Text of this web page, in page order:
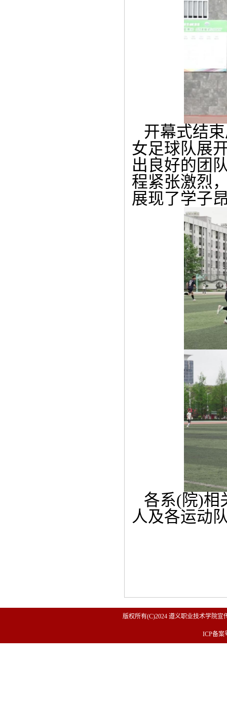
开幕式结
女足球队展
出良好的团
程紧张激烈
展现了学子
各系(院)相
人及各运动
版权所有(C)2024 遵义职业技术学院宣
ICP备案